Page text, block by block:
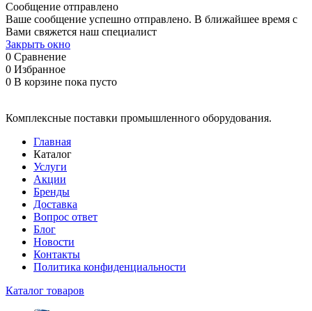
Сообщение отправлено
Ваше сообщение успешно отправлено. В ближайшее время с
Вами свяжется наш специалист
Закрыть окно
0 Сравнение
0 Избранное
0 В корзине пока пусто
Комплексные поставки промышленного оборудования.
Главная
Каталог
Услуги
Акции
Бренды
Доставка
Вопрос ответ
Блог
Новости
Контакты
Политика конфиденциальности
Каталог товаров